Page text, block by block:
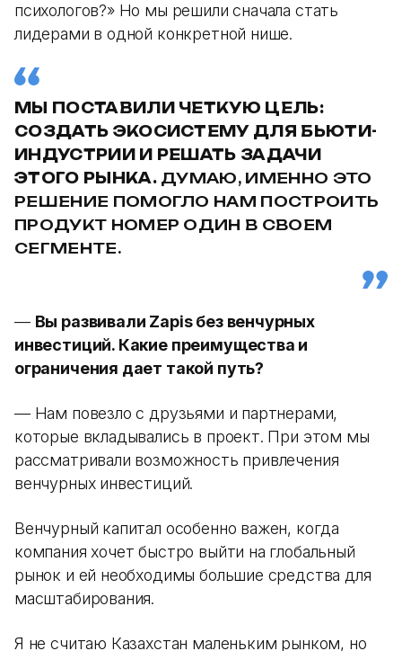
психологов?» Но мы решили сначала стать
лидерами в одной конкретной нише.
МЫ ПОСТАВИЛИ ЧЕТКУЮ ЦЕЛЬ:
СОЗДАТЬ ЭКОСИСТЕМУ ДЛЯ БЬЮТИ-
ИНДУСТРИИ И РЕШАТЬ ЗАДАЧИ
ЭТОГО РЫНКА. ДУМАЮ, ИМЕННО ЭТО
РЕШЕНИЕ ПОМОГЛО НАМ ПОСТРОИТЬ
ПРОДУКТ НОМЕР ОДИН В СВОЕМ
СЕГМЕНТЕ.
— Вы развивали Zapis без венчурных
инвестиций. Какие преимущества и
ограничения дает такой путь?
— Нам повезло с друзьями и партнерами,
которые вкладывались в проект. При этом мы
рассматривали возможность привлечения
венчурных инвестиций.
Венчурный капитал особенно важен, когда
компания хочет быстро выйти на глобальный
рынок и ей необходимы большие средства для
масштабирования.
Я не считаю Казахстан маленьким рынком, но